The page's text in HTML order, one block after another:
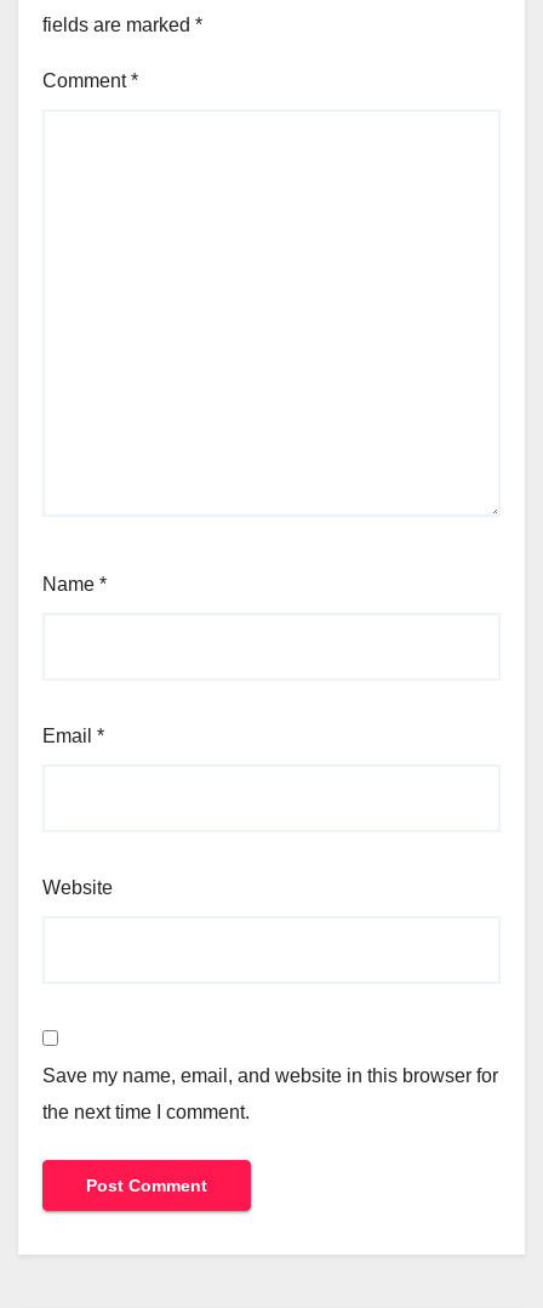
fields are marked *
Comment*
Name *
Email *
Website
Save my name, email, and website in this browser for
the next time I comment.